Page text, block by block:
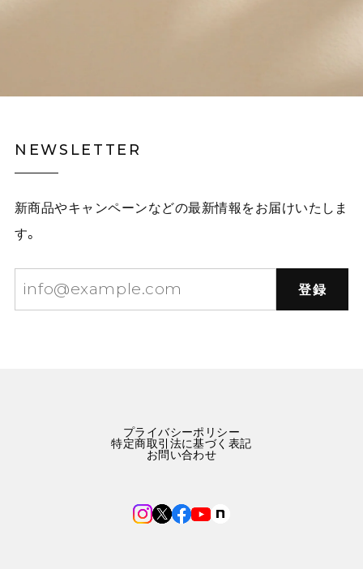
NEWSLETTER
新商品やキャンペーンなどの最新情報をお届けいたしま
す。
登録
プライバシーポリシー
特定商取引法に基づく表記
お問い合わせ